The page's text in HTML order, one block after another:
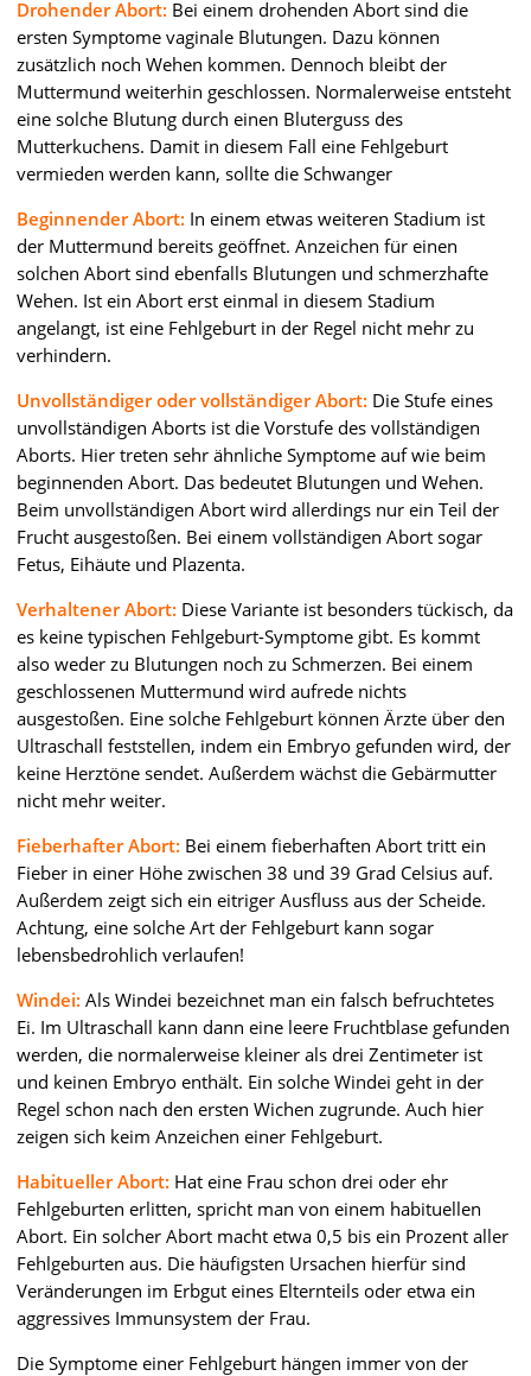
Drohender Abort: Bei einem drohenden Abort sind die
ersten Symptome vaginale Blutungen. Dazu können
zusätzlich noch Wehen kommen. Dennoch bleibt der
Muttermund weiterhin geschlossen. Normalerweise entsteht
eine solche Blutung durch einen Bluterguss des
Mutterkuchens. Damit in diesem Fall eine Fehlgeburt
vermieden werden kann, sollte die Schwanger
Beginnender Abort: In einem etwas weiteren Stadium ist
der Muttermund bereits geöffnet. Anzeichen für einen
solchen Abort sind ebenfalls Blutungen und schmerzhafte
Wehen. Ist ein Abort erst einmal in diesem Stadium
angelangt, ist eine Fehlgeburt in der Regel nicht mehr zu
verhindern.
Unvollständiger oder vollständiger Abort: Die Stufe eines
unvollständigen Aborts ist die Vorstufe des vollständigen
Aborts. Hier treten sehr ähnliche Symptome auf wie beim
beginnenden Abort. Das bedeutet Blutungen und Wehen.
Beim unvollständigen Abort wird allerdings nur ein Teil der
Frucht ausgestoßen. Bei einem vollständigen Abort sogar
Fetus, Eihäute und Plazenta.
Verhaltener Abort: Diese Variante ist besonders tückisch, da
es keine typischen Fehlgeburt-Symptome gibt. Es kommt
also weder zu Blutungen noch zu Schmerzen. Bei einem
geschlossenen Muttermund wird aufrede nichts
ausgestoßen. Eine solche Fehlgeburt können Ärzte über den
Ultraschall feststellen, indem ein Embryo gefunden wird, der
keine Herztöne sendet. Außerdem wächst die Gebärmutter
nicht mehr weiter.
Fieberhafter Abort: Bei einem fieberhaften Abort tritt ein
Fieber in einer Höhe zwischen 38 und 39 Grad Celsius auf.
Außerdem zeigt sich ein eitriger Ausfluss aus der Scheide.
Achtung, eine solche Art der Fehlgeburt kann sogar
lebensbedrohlich verlaufen!
Windei: Als Windei bezeichnet man ein falsch befruchtetes
Ei. Im Ultraschall kann dann eine leere Fruchtblase gefunden
werden, die normalerweise kleiner als drei Zentimeter ist
und keinen Embryo enthält. Ein solche Windei geht in der
Regel schon nach den ersten Wichen zugrunde. Auch hier
zeigen sich keim Anzeichen einer Fehlgeburt.
Habitueller Abort: Hat eine Frau schon drei oder ehr
Fehlgeburten erlitten, spricht man von einem habituellen
Abort. Ein solcher Abort macht etwa 0,5 bis ein Prozent aller
Fehlgeburten aus. Die häufigsten Ursachen hierfür sind
Veränderungen im Erbgut eines Elternteils oder etwa ein
aggressives Immunsystem der Frau.
Die Symptome einer Fehlgeburt hängen immer von der